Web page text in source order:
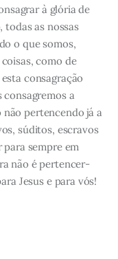
à glória de
as nossas
o que somos,
como de
consagração
consagremos a
pertencendo já a
súditos, escravos
para sempre em
não é pertencer-
Jesus e para vós!